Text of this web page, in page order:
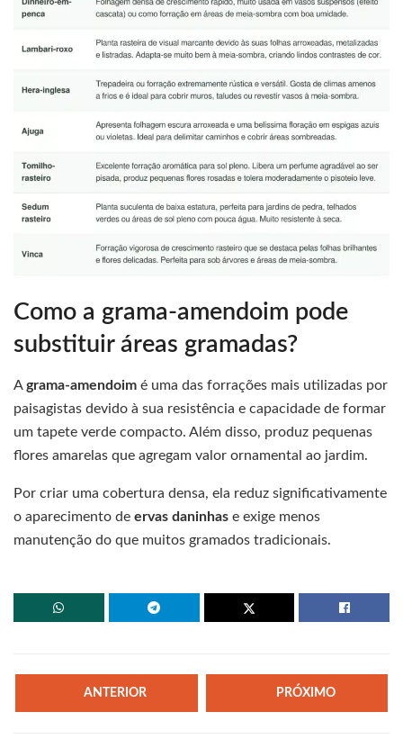
Como a grama-amendoim pode
substituir áreas gramadas?
Agrama-amendoim é uma das forrações mais utilizadas por
paisagistas devido à sua resistência e capacidade de formar
um tapete verde compacto. Além disso, produz pequenas
flores amarelas que agregam valor ornamental ao jardim.
Por criar uma cobertura densa, ela reduz significativamente
o aparecimento de ervas daninhas e exige menos
manutenção do que muitos gramados tradicionais.
ANTERIOR PRÓXIMO